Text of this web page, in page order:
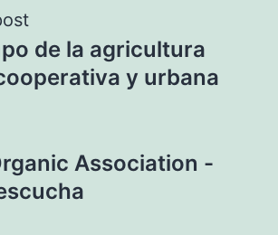
de la agricultura
y urbana
Association -